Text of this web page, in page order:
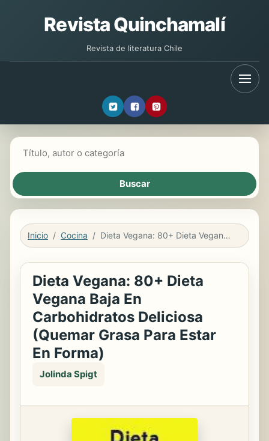
Revista Quinchamalí
Revista de literatura Chile
Inicio Cocina Dieta Vegana: 80+ Dieta Vegana Baja En Carbohidratos Deliciosa (Quemar Grasa Para Estar En Forma)
Dieta Vegana: 80+ Dieta
Vegana Baja En
Carbohidratos Deliciosa
(Quemar Grasa Para Estar
En Forma)
Jolinda Spigt